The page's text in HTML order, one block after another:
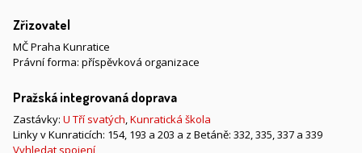
Zřizovatel
MČ Praha Kunratice
Právní forma: příspěvková organizace
Pražská integrovaná doprava
Zastávky: U Tří svatých,Kunratická škola
Linky v Kunraticích: 154, 193 a 203 a z Betáně: 332, 335, 337 a 339
Vyhledat spojení